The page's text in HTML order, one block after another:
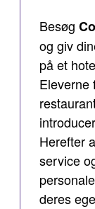
Besøg
og giv
på et
Eleverne
Herefter
service
deres